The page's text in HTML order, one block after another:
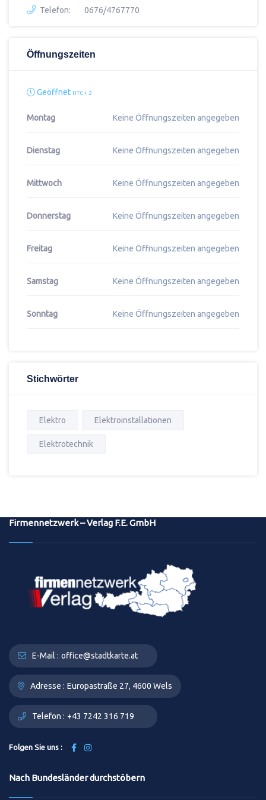
Telefon: 0676/4767770
Öffnungszeiten
Geöffnet UTC + 2
Montag Keine Öffnungszeiten angegeben
Dienstag Keine Öffnungszeiten angegeben
Mittwoch Keine Öffnungszeiten angegeben
Donnerstag Keine Öffnungszeiten angegeben
Freitag Keine Öffnungszeiten angegeben
Samstag Keine Öffnungszeiten angegeben
Sonntag Keine Öffnungszeiten angegeben
Stichwörter
Elektro Elektroinstallationen
Elektrotechnik
Firmennetzwerk – Verlag F.E. GmbH
E-Mail : office@stadtkarte.at
Adresse : Europastraße 27, 4600 Wels
Telefon : +43 7242 316 719
Folgen Sie uns :
Nach Bundesländer durchstöbern